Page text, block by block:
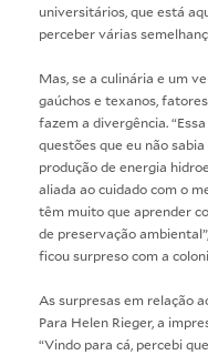
universitários, que está
perceber várias
Mas, se a culinária e um
gaúchos e texanos,
fazem a divergência.
questões que eu não
produção de energia
aliada ao cuidado com o
têm muito que aprender
de preservação
ficou surpreso com a
As surpresas em relação
Para Helen Rieger, a
“Vindo para cá, percebi